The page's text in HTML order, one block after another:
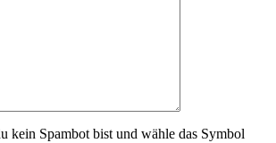
kein Spambot bist und wähle das Symbol